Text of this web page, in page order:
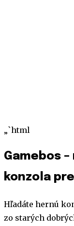
„`html
Gamebos
konzola
Hľadáte hernú
zo starých